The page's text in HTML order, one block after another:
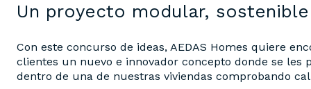
Un proyecto modular,
Con este concurso de ideas, AEDAS Homes quiere
clientes un nuevo e innovador concepto donde se les
dentro de una de nuestras viviendas comprobando